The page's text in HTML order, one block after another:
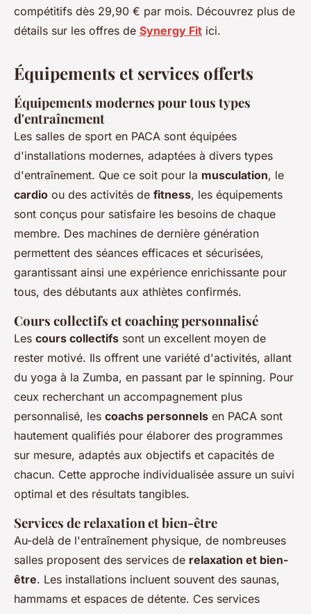
compétitifs dès 29,90 € par mois. Découvrez plus de
détails sur les offres de Synergy Fit ici.
Équipements et services offerts
Équipements modernes pour tous types
d'entraînement
Les salles de sport en PACA sont équipées
d'installations modernes, adaptées à divers types
d'entraînement. Que ce soit pour la musculation, le
cardio ou des activités de fitness, les équipements
sont conçus pour satisfaire les besoins de chaque
membre. Des machines de dernière génération
permettent des séances efficaces et sécurisées,
garantissant ainsi une expérience enrichissante pour
tous, des débutants aux athlètes confirmés.
Cours collectifs et coaching personnalisé
Les cours collectifs sont un excellent moyen de
rester motivé. Ils offrent une variété d'activités, allant
du yoga à la Zumba, en passant par le spinning. Pour
ceux recherchant un accompagnement plus
personnalisé, les coachs personnels en PACA sont
hautement qualifiés pour élaborer des programmes
sur mesure, adaptés aux objectifs et capacités de
chacun. Cette approche individualisée assure un suivi
optimal et des résultats tangibles.
Services de relaxation et bien-être
Au-delà de l'entraînement physique, de nombreuses
salles proposent des services de relaxation et bien-
être. Les installations incluent souvent des saunas,
hammams et espaces de détente. Ces services